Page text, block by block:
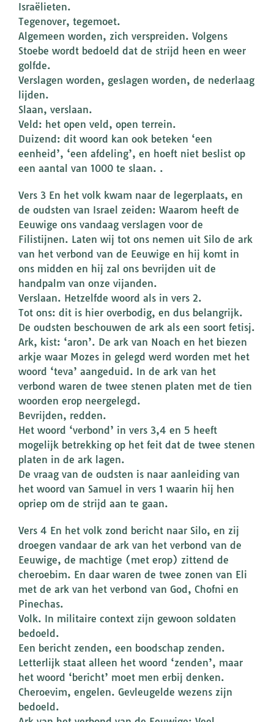
Israëlieten.
Tegenover, tegemoet.
Algemeen worden, zich verspreiden. Volgens
Stoebe wordt bedoeld dat de strijd heen en weer
golfde.
Verslagen worden, geslagen worden, de nederlaag
lijden.
Slaan, verslaan.
Veld: het open veld, open terrein.
Duizend: dit woord kan ook beteken ‘een
eenheid’, ‘een afdeling’, en hoeft niet beslist op
een aantal van 1000 te slaan. .
Vers 3 En het volk kwam naar de legerplaats, en
de oudsten van Israel zeiden: Waarom heeft de
Eeuwige ons vandaag verslagen voor de
Filistijnen. Laten wij tot ons nemen uit Silo de ark
van het verbond van de Eeuwige en hij komt in
ons midden en hij zal ons bevrijden uit de
handpalm van onze vijanden.
Verslaan. Hetzelfde woord als in vers 2.
Tot ons: dit is hier overbodig, en dus belangrijk.
De oudsten beschouwen de ark als een soort fetisj.
Ark, kist: ‘aron’. De ark van Noach en het biezen
arkje waar Mozes in gelegd werd worden met het
woord ‘teva’ aangeduid. In de ark van het
verbond waren de twee stenen platen met de tien
woorden erop neergelegd.
Bevrijden, redden.
Het woord ‘verbond’ in vers 3,4 en 5 heeft
mogelijk betrekking op het feit dat de twee stenen
platen in de ark lagen.
De vraag van de oudsten is naar aanleiding van
het woord van Samuel in vers 1 waarin hij hen
opriep om de strijd aan te gaan.
Vers 4 En het volk zond bericht naar Silo, en zij
droegen vandaar de ark van het verbond van de
Eeuwige, de machtige (met erop) zittend de
cheroebim. En daar waren de twee zonen van Eli
met de ark van het verbond van God, Chofni en
Pinechas.
Volk. In militaire context zijn gewoon soldaten
bedoeld.
Een bericht zenden, een boodschap zenden.
Letterlijk staat alleen het woord ‘zenden’, maar
het woord ‘bericht’ moet men erbij denken.
Cheroevim, engelen. Gevleugelde wezens zijn
bedoeld.